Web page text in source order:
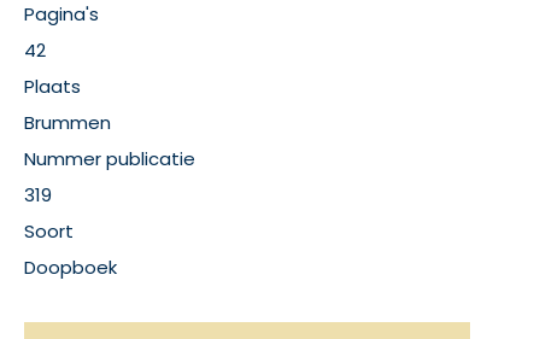
Pagina's
42
Plaats
Brummen
Nummer publicatie
319
Soort
Doopboek